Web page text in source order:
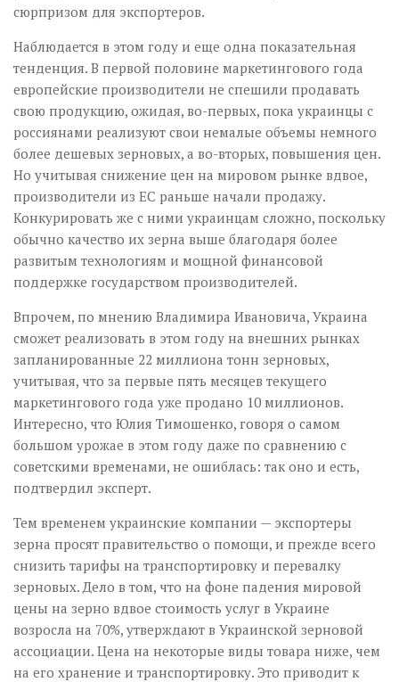
сюрпризом для экспортеров.
Наблюдается в этом году и еще одна показательная
тенденция. В первой половине маркетингового года
европейские производители не спешили продавать
свою продукцию, ожидая, во-первых, пока украинцы с
россиянами реализуют свои немалые объемы немного
более дешевых зерновых, а во-вторых, повышения цен.
Но учитывая снижение цен на мировом рынке вдвое,
производители из ЕС раньше начали продажу.
Конкурировать же с ними украинцам сложно, поскольку
обычно качество их зерна выше благодаря более
развитым технологиям и мощной финансовой
поддержке государством производителей.
Впрочем, по мнению Владимира Ивановича, Украина
сможет реализовать в этом году на внешних рынках
запланированные 22 миллиона тонн зерновых,
учитывая, что за первые пять месяцев текущего
маркетингового года уже продано 10 миллионов.
Интересно, что Юлия Тимошенко, говоря о самом
большом урожае в этом году даже по сравнению с
советскими временами, не ошиблась: так оно и есть,
подтвердил эксперт.
Тем временем украинские компании — экспортеры
зерна просят правительство о помощи, и прежде всего
снизить тарифы на транспортировку и перевалку
зерновых. Дело в том, что на фоне падения мировой
цены на зерно вдвое стоимость услуг в Украине
возросла на 70%, утверждают в Украинской зерновой
ассоциации. Цена на некоторые виды товара ниже, чем
на его хранение и транспортировку. Это приводит к